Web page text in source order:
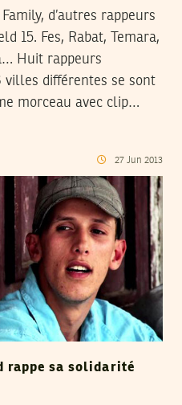
d’autres rappeurs
15. Fes, Rabat, Temara,
Huit rappeurs
villes différentes se sont
morceau avec clip…
27 Jun 2013
rappe sa solidarité